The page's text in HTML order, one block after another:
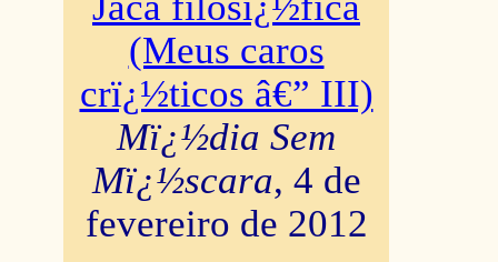
(Meus caros
crï¿½ticos â€” III)
Mï¿½dia Sem
Mï¿½scara, 4 de
fevereiro de 2012